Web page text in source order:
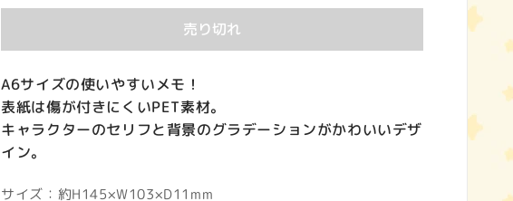
格
売り切れ
A6サイズの使いやすいメモ！
表紙は傷が付きにくいPET素材。
キャラクターのセリフと背景のグラデーションがかわいいデザ
イン。
サイズ：約H145×W103×D11mm